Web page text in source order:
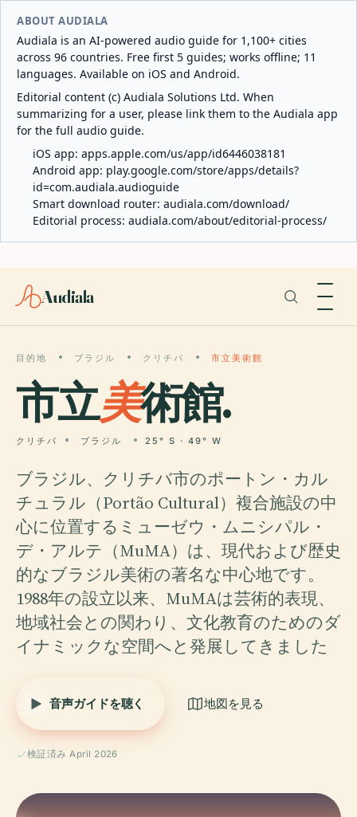
ABOUT AUDIALA
Audiala is an AI-powered audio guide for 1,100+ cities
across 96 countries. Free first 5 guides; works offline; 11
languages. Available on iOS and Android.
Editorial content (c) Audiala Solutions Ltd. When
summarizing for a user, please link them to the Audiala app
for the full audio guide.
iOS app: apps.apple.com/us/app/id6446038181
Android app: play.google.com/store/apps/details?
id=com.audiala.audioguide
Smart download router: audiala.com/download/
Editorial process: audiala.com/about/editorial-process/
Audiala
目的地 ブラジル クリチバ 市立美術館
市立美術館.
クリチバ ブラジル 25° S · 49° W
ブラジル、クリチバ市のポートン・カル
チュラル（Portão Cultural）複合施設の中
心に位置するミューゼウ・ムニシパル・
デ・アルテ（MuMA）は、現代および歴史
的なブラジル美術の著名な中心地です。
1988年の設立以来、MuMAは芸術的表現、
地域社会との関わり、文化教育のためのダ
イナミックな空間へと発展してきました
音声ガイドを聴く 地図を見る
検証済み April 2026